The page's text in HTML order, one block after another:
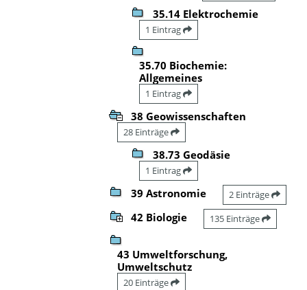
35.14 Elektrochemie
1 Eintrag
35.70 Biochemie:
Allgemeines
1 Eintrag
38 Geowissenschaften
28 Einträge
38.73 Geodäsie
1 Eintrag
39 Astronomie 2 Einträge
42 Biologie 135 Einträge
43 Umweltforschung,
Umweltschutz
20 Einträge